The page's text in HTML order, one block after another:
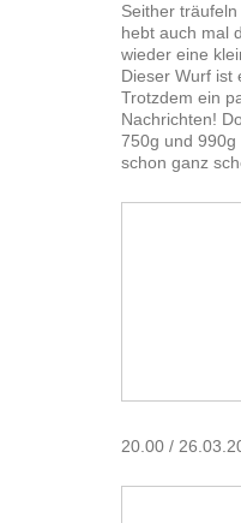
Seither
hebt auch mal
wieder eine
Dieser Wurf ist
Trotzdem ein
Nachrichten!
750g und
schon ganz
20.00 /